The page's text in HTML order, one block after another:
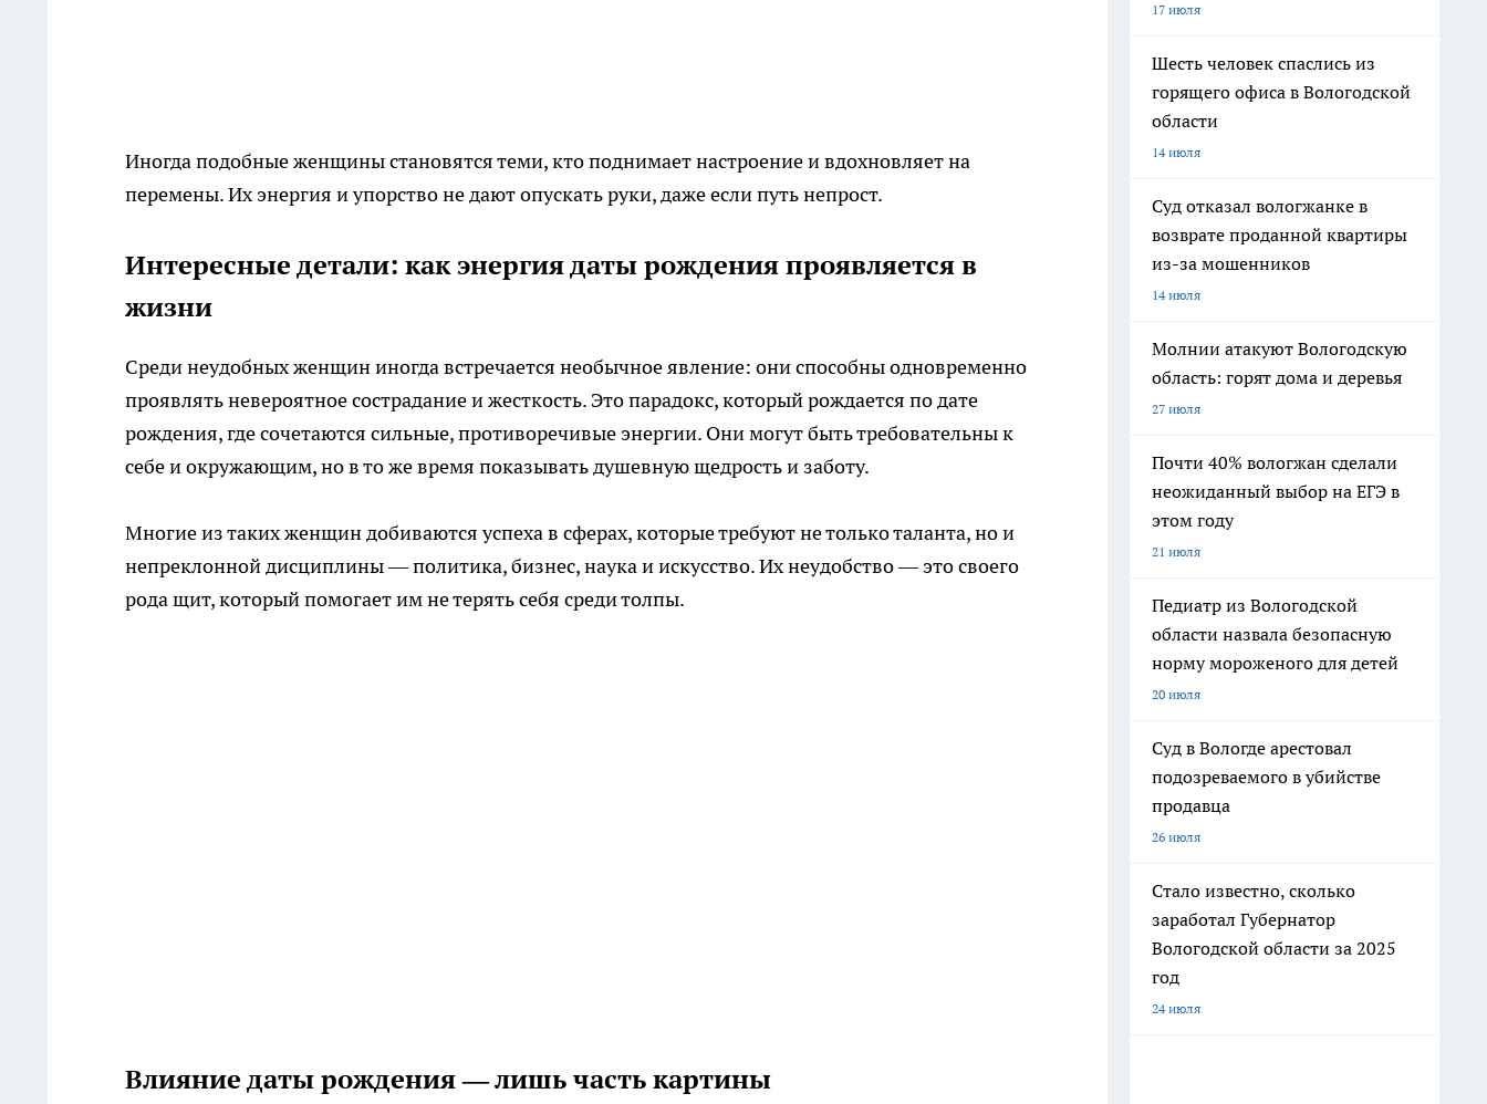
Иногда подобные женщины становятся теми, кто поднимает настроение и вдохновляет на
перемены. Их энергия и упорство не дают опускать руки, даже если путь непрост.
Интересные детали: как энергия даты рождения проявляется в
жизни
Среди неудобных женщин иногда встречается необычное явление: они способны одновременно
проявлять невероятное сострадание и жесткость. Это парадокс, который рождается по дате
рождения, где сочетаются сильные, противоречивые энергии. Они могут быть требовательны к
себе и окружающим, но в то же время показывать душевную щедрость и заботу.
Многие из таких женщин добиваются успеха в сферах, которые требуют не только таланта, но и
непреклонной дисциплины — политика, бизнес, наука и искусство. Их неудобство — это своего
рода щит, который помогает им не терять себя среди толпы.
Влияние даты рождения — лишь часть картины
17 июля
Шесть человек спаслись из
горящего офиса в Вологодской
области
14 июля
Суд отказал вологжанке в
возврате проданной квартиры
из-за мошенников
14 июля
Молнии атакуют Вологодскую
область: горят дома и деревья
27 июля
Почти 40% вологжан сделали
неожиданный выбор на ЕГЭ в
этом году
21 июля
Педиатр из Вологодской
области назвала безопасную
норму мороженого для детей
20 июля
Суд в Вологде арестовал
подозреваемого в убийстве
продавца
26 июля
Стало известно, сколько
заработал Губернатор
Вологодской области за 2025
год
24 июля